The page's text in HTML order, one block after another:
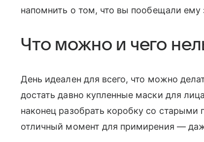
напомнить о том, что вы пообещали
Что можно и чего
День идеален для всего, что можно
достать давно купленные маски для
наконец разобрать коробку со
отличный момент для примирения —